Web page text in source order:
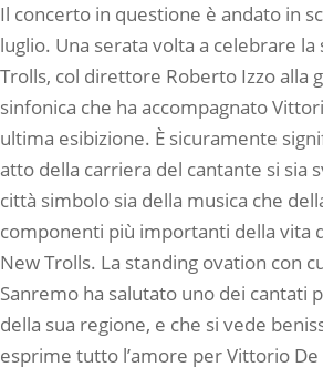
Il concerto in questione è andato in
luglio. Una serata volta a celebrare
Trolls, col direttore Roberto Izzo alla
sinfonica che ha accompagnato
ultima esibizione. È sicuramente
atto della carriera del cantante si sia
città simbolo sia della musica che
componenti più importanti della vita
New Trolls. La standing ovation con
Sanremo ha salutato uno dei cantati
della sua regione, e che si vede
esprime tutto l’amore per Vittorio De